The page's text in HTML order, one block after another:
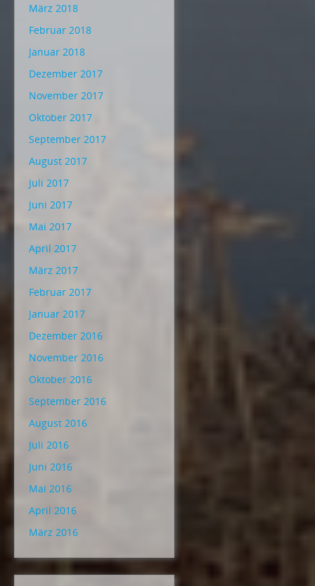
März 2018
Februar 2018
Januar 2018
Dezember 2017
November 2017
Oktober 2017
September 2017
August 2017
Juli 2017
Juni 2017
Mai 2017
April 2017
März 2017
Februar 2017
Januar 2017
Dezember 2016
November 2016
Oktober 2016
September 2016
August 2016
Juli 2016
Juni 2016
Mai 2016
April 2016
März 2016